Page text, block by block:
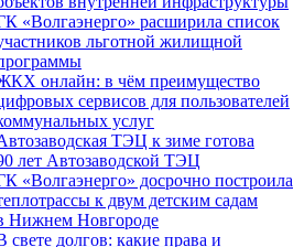
«Волгаэнерго» расширила список
льготной жилищной
онлайн: в чём преимущество
сервисов для пользователей
услуг
ТЭЦ к зиме готова
лет Автозаводской ТЭЦ
«Волгаэнерго» досрочно построила
к двум детским садам
Нижнем Новгороде
свете долгов: какие права и